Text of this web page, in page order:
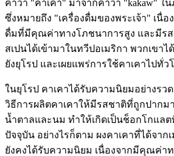
คำว่า "คาเคา" มาจากคำว่า "kakaw" ใ
ซึ่งหมายถึง "เครื่องดื่มของพระเจ้า" เนื่อ
ดื่มที่มีคุณค่าทางโภชนาการสูง และมีรส
สเปนได้เข้ามาในทวีปอเมริกา พวกเขาไ
ยังยุโรป และเผยแพร่การใช้คาเคาไปทั่ว
ในยุโรป คาเคาได้รับความนิยมอย่างรว
วิธีการผลิตคาเคาให้มีรสชาติที่ถูกปากม
น้ำตาลและนม ทำให้เกิดเป็นช็อกโกแลต
ปัจจุบัน อย่างไรก็ตาม ผงคาเคาที่ได้จาก
ยังคงได้รับความนิยม เนื่องจากมีคุณค่า